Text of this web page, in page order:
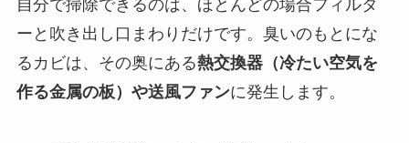
自分で掃除できるのは、ほとんどの場合フィルタ
ーと吹き出し口まわりだけです。臭いのもとにな
るカビは、その奥にある熱交換器（冷たい空気を
作る金属の板）や送風ファンに発生します。